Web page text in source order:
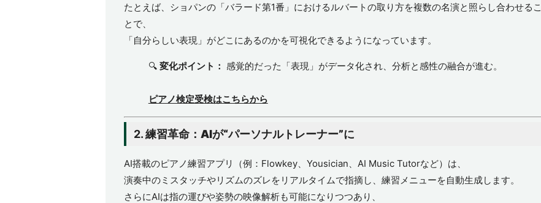
たとえば、ショパンの「バラード第1番」におけるルバートの取り方を複数の名演と照らし合わせるこ
とで、
「自分らしい表現」がどこにあるのかを可視化できるようになっています。
🔍 変化ポイント： 感覚的だった「表現」がデータ化され、分析と感性の融合が進む。
ピアノ検定受検はこちらから
2.練習革命：AIが“パーソナルトレーナー”に
AI搭載のピアノ練習アプリ（例：Flowkey、Yousician、AI Music Tutorなど）は、
演奏中のミスタッチやリズムのズレをリアルタイムで指摘し、練習メニューを自動生成します。
さらにAIは指の運びや姿勢の映像解析も可能になりつつあり、